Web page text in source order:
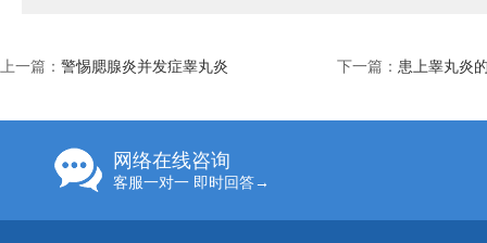
上一篇： 警惕腮腺炎并发症睾丸炎 下一篇： 患上睾丸炎
网络在线咨询
客服一对一 即时回答→